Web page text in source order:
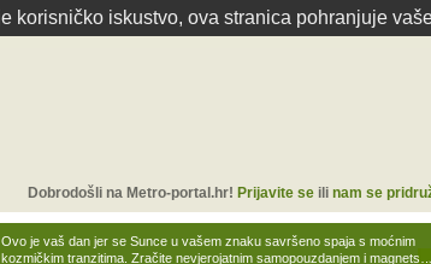
korisničko iskustvo, ova stranica pohranjuje
Ovo je vaš dan jer se Sunce u vašem znaku savršeno spaja s moćnim
kozmičkim tranzitima. Zračite nevjerojatnim samopouzdanjem i magnets…
Dobrodošli na Metro-portal.hr! Prijavite seili nam se